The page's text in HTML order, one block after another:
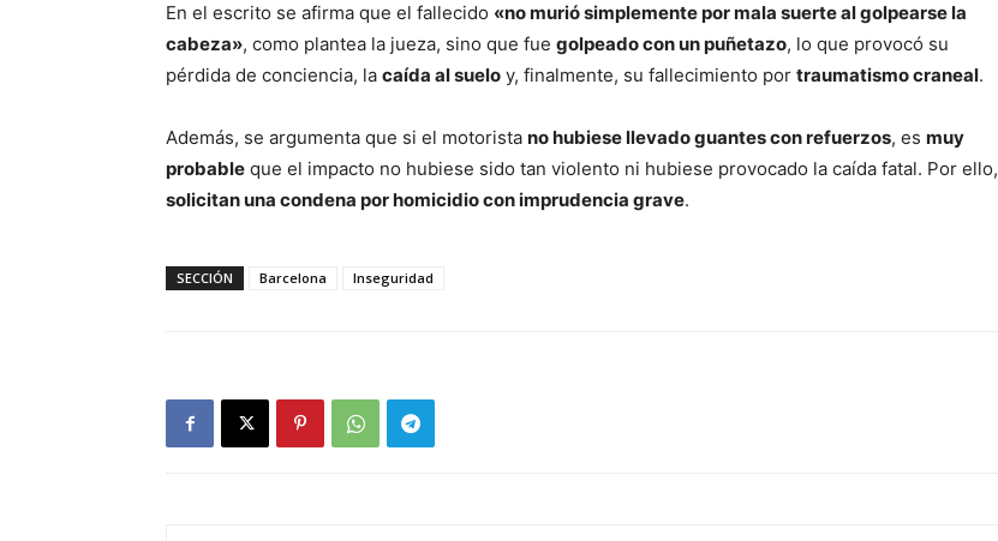
En el escrito se afirma que el fallecido «no murió simplemente por mala suerte al golpearse la
cabeza», como plantea la jueza, sino que fue golpeado con un puñetazo, lo que provocó su
pérdida de conciencia, la caída al suelo y, finalmente, su fallecimiento por traumatismo craneal.
Además, se argumenta que si el motorista no hubiese llevado guantes con refuerzos, es muy
probable que el impacto no hubiese sido tan violento ni hubiese provocado la caída fatal. Por ello,
solicitan una condena por homicidio con imprudencia grave.
SECCIÓN Barcelona Inseguridad